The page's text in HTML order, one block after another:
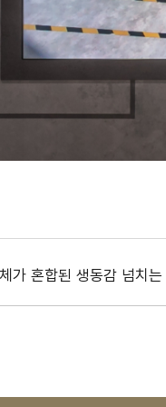
가 혼합된 생동감 넘치